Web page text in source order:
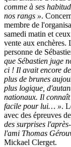
comme à ses
nos rangs ».
membre de
samedi matin et
vente aux enchères.
personne de
que Sébastien juge
ci ! Il avait encore
plus de brunes
plus logique,
nationaux. Il connaît
facile pour lui… ».
avec des épreuves
des surprises
l'ami Thomas
Mickael Clerget.